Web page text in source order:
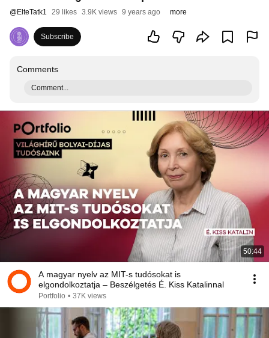
@ElteTatk1 29 likes 3.9K views 9 years ago more
Subscribe
Comments
Comment...
50:44
A magyar nyelv az MIT-s tudósokat is
elgondolkoztatja – Beszélgetés É. Kiss Katalinnal
Portfolio • 37K views